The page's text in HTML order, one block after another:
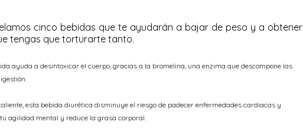
cinco bebidas que te ayudarán a bajar de peso y a obtener
tengas que torturarte tanto.
ayuda a desintoxicar el cuerpo, gracias a la bromelina, una enzima que descompone las
esta bebida diurética disminuye el riesgo de padecer enfermedades cardiacas y
agilidad mental y reduce la grasa corporal.